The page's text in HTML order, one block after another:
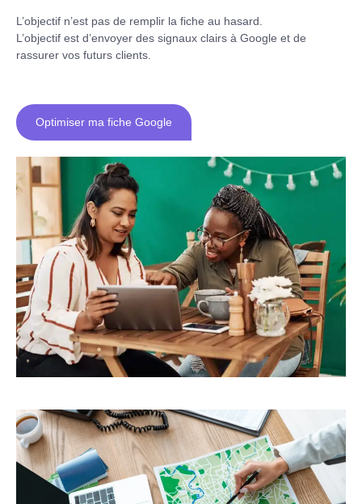
L’objectif n’est pas de remplir la fiche au hasard.
L’objectif est d’envoyer des signaux clairs à Google et de
rassurer vos futurs clients.
Optimiser ma fiche Google